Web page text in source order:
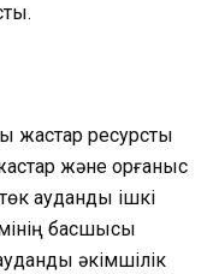
жастар ресурстық
және қорғаныс
аудандық ішкі
басшысы
әкімшілік